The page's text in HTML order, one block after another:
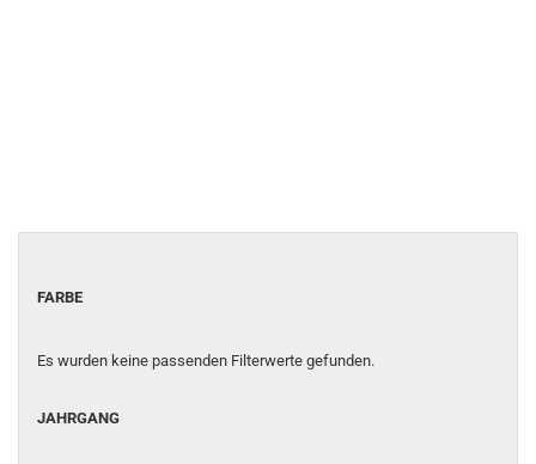
FARBE
FARBE
Es wurden keine passenden Filterwerte gefunden.
JAHRGANG
JAHRGANG